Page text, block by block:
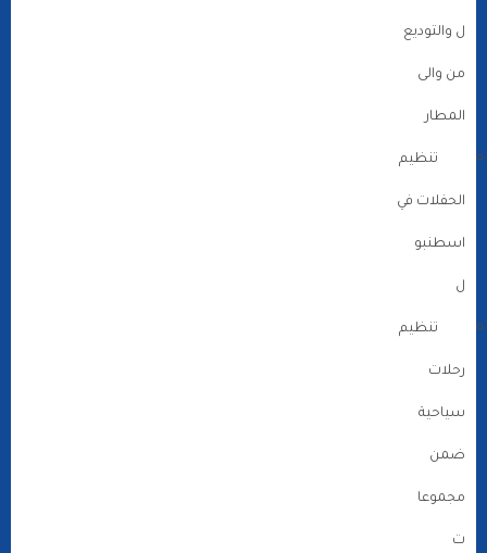
ل والتوديع
من والى
المطار
تنظيم
الحفلات في
اسطنبو
ل
تنظيم
رحلات
سياحية
ضمن
مجموعا
ت